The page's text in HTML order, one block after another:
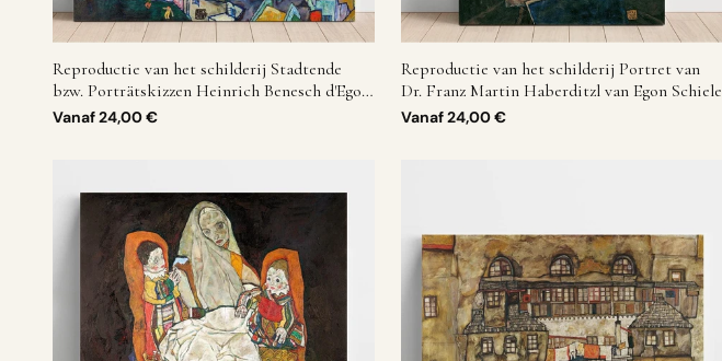
Reproductie van het schilderij Stadtende
bzw. Porträtskizzen Heinrich Benesch d'Egon
Schiele
Vanaf24,00 €
Reproductie van het schilderij Portret van
Dr. Franz Martin Haberditzl van Egon Schiele
Vanaf24,00 €